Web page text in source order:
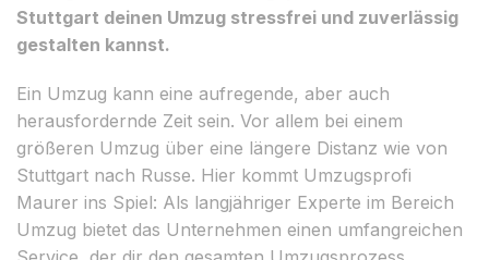
Stuttgart deinen Umzug stressfrei und zuverlässig
gestalten kannst.
Ein Umzug kann eine aufregende, aber auch
herausfordernde Zeit sein. Vor allem bei einem
größeren Umzug über eine längere Distanz wie von
Stuttgart nach Russe. Hier kommt Umzugsprofi
Maurer ins Spiel: Als langjähriger Experte im Bereich
Umzug bietet das Unternehmen einen umfangreichen